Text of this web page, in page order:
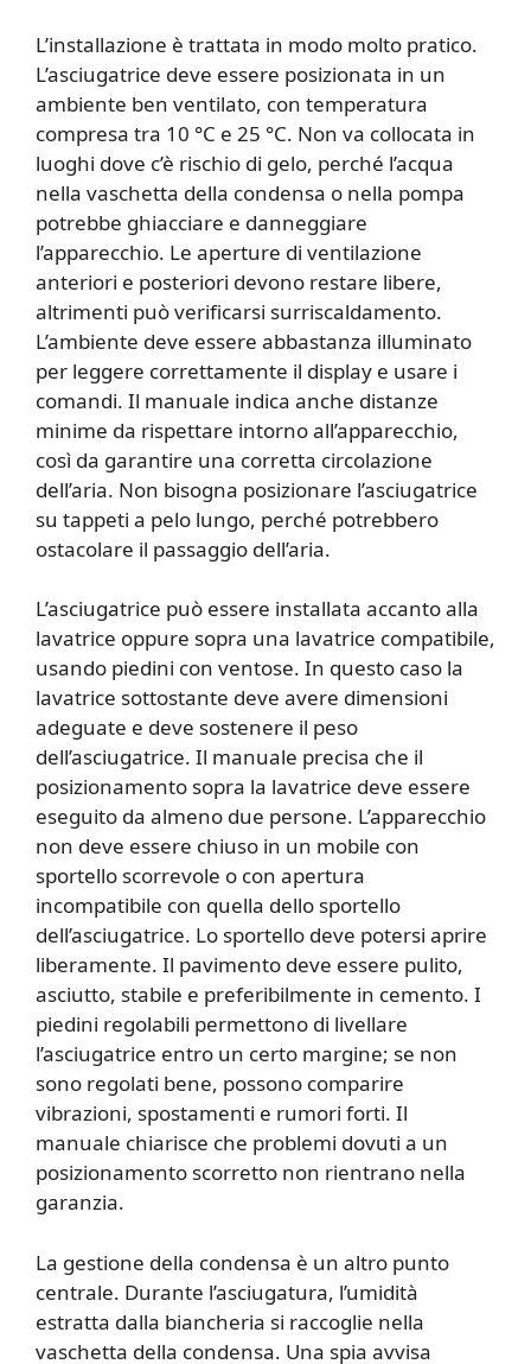
L’installazione è trattata in modo molto pratico.
L’asciugatrice deve essere posizionata in un
ambiente ben ventilato, con temperatura
compresa tra 10 °C e 25 °C. Non va collocata in
luoghi dove c’è rischio di gelo, perché l’acqua
nella vaschetta della condensa o nella pompa
potrebbe ghiacciare e danneggiare
l’apparecchio. Le aperture di ventilazione
anteriori e posteriori devono restare libere,
altrimenti può verificarsi surriscaldamento.
L’ambiente deve essere abbastanza illuminato
per leggere correttamente il display e usare i
comandi. Il manuale indica anche distanze
minime da rispettare intorno all’apparecchio,
così da garantire una corretta circolazione
dell’aria. Non bisogna posizionare l’asciugatrice
su tappeti a pelo lungo, perché potrebbero
ostacolare il passaggio dell’aria.
L’asciugatrice può essere installata accanto alla
lavatrice oppure sopra una lavatrice compatibile,
usando piedini con ventose. In questo caso la
lavatrice sottostante deve avere dimensioni
adeguate e deve sostenere il peso
dell’asciugatrice. Il manuale precisa che il
posizionamento sopra la lavatrice deve essere
eseguito da almeno due persone. L’apparecchio
non deve essere chiuso in un mobile con
sportello scorrevole o con apertura
incompatibile con quella dello sportello
dell’asciugatrice. Lo sportello deve potersi aprire
liberamente. Il pavimento deve essere pulito,
asciutto, stabile e preferibilmente in cemento. I
piedini regolabili permettono di livellare
l’asciugatrice entro un certo margine; se non
sono regolati bene, possono comparire
vibrazioni, spostamenti e rumori forti. Il
manuale chiarisce che problemi dovuti a un
posizionamento scorretto non rientrano nella
garanzia.
La gestione della condensa è un altro punto
centrale. Durante l’asciugatura, l’umidità
estratta dalla biancheria si raccoglie nella
vaschetta della condensa. Una spia avvisa